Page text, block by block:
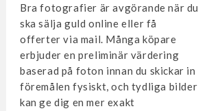
Bra fotografier är avgörande när du
ska sälja guld online eller få
offerter via mail. Många köpare
erbjuder en preliminär värdering
baserad på foton innan du skickar in
föremålen fysiskt, och tydliga bilder
kan ge dig en mer exakt